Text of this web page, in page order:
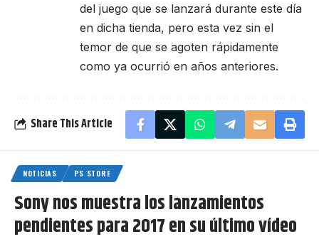
del juego que se lanzará durante este día
en dicha tienda, pero esta vez sin el
temor de que se agoten rápidamente
como ya ocurrió en años anteriores.
Share This Article
NOTICIAS PS STORE
Sony nos muestra los lanzamientos
pendientes para 2017 en su último vídeo